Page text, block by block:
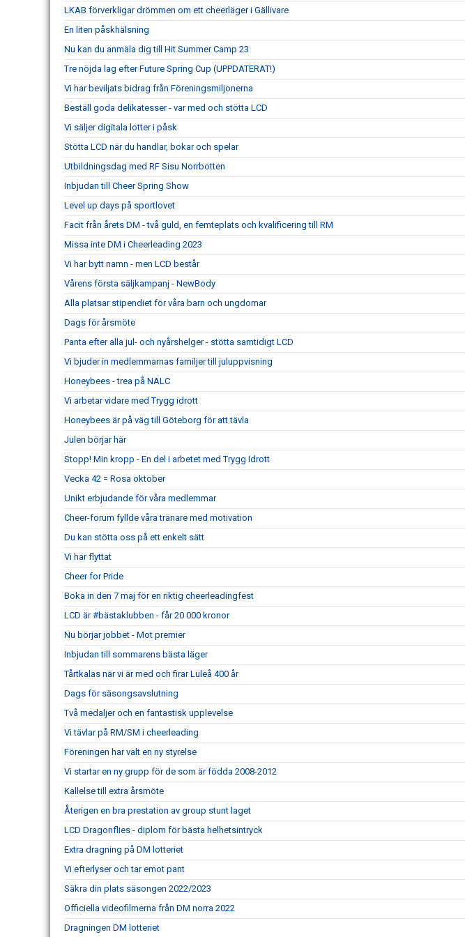
LKAB förverkligar drömmen om ett cheerläger i Gällivare
En liten påskhälsning
Nu kan du anmäla dig till Hit Summer Camp 23
Tre nöjda lag efter Future Spring Cup (UPPDATERAT!)
Vi har beviljats bidrag från Föreningsmiljonerna
Beställ goda delikatesser - var med och stötta LCD
Vi säljer digitala lotter i påsk
Stötta LCD när du handlar, bokar och spelar
Utbildningsdag med RF Sisu Norrbotten
Inbjudan till Cheer Spring Show
Level up days på sportlovet
Facit från årets DM - två guld, en femteplats och kvalificering till RM
Missa inte DM i Cheerleading 2023
Vi har bytt namn - men LCD består
Vårens första säljkampanj - NewBody
Alla platsar stipendiet för våra barn och ungdomar
Dags för årsmöte
Panta efter alla jul- och nyårshelger - stötta samtidigt LCD
Vi bjuder in medlemmarnas familjer till juluppvisning
Honeybees - trea på NALC
Vi arbetar vidare med Trygg idrott
Honeybees är på väg till Göteborg för att tävla
Julen börjar här
Stopp! Min kropp - En del i arbetet med Trygg Idrott
Vecka 42 = Rosa oktober
Unikt erbjudande för våra medlemmar
Cheer-forum fyllde våra tränare med motivation
Du kan stötta oss på ett enkelt sätt
Vi har flyttat
Cheer for Pride
Boka in den 7 maj för en riktig cheerleadingfest
LCD är #bästaklubben - får 20 000 kronor
Nu börjar jobbet - Mot premier
Inbjudan till sommarens bästa läger
Tårtkalas när vi är med och firar Luleå 400 år
Dags för säsongsavslutning
Två medaljer och en fantastisk upplevelse
Vi tävlar på RM/SM i cheerleading
Föreningen har valt en ny styrelse
Vi startar en ny grupp för de som är födda 2008-2012
Kallelse till extra årsmöte
Återigen en bra prestation av group stunt laget
LCD Dragonflies - diplom för bästa helhetsintryck
Extra dragning på DM lotteriet
Vi efterlyser och tar emot pant
Säkra din plats säsongen 2022/2023
Officiella videofilmerna från DM norra 2022
Dragningen DM lotteriet